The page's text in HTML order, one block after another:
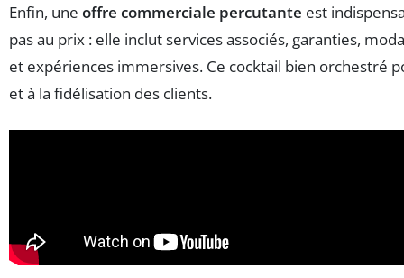
Enfin, une offre commerciale percutante est
pas au prix : elle inclut services associés, garanties,
et expériences immersives. Ce cocktail bien orchestré
et à la fidélisation des clients.